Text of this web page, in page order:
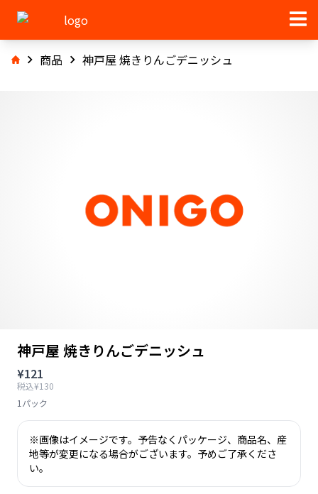
商品 神戸屋 焼きりんごデニッシュ
神戸屋 焼きりんごデニッシュ
¥121
税込¥130
1パック
※画像はイメージです。予告なくパッケージ、商品名、産
地等が変更になる場合がございます。予めご了承くださ
い。